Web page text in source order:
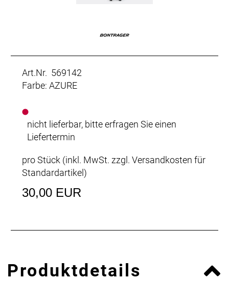
Art.Nr. 569142
Farbe: AZURE
nicht lieferbar, bitte erfragen Sie einen
Liefertermin
pro Stück (inkl. MwSt. zzgl. Versandkosten für
Standardartikel)
30,00 EUR
Produktdetails